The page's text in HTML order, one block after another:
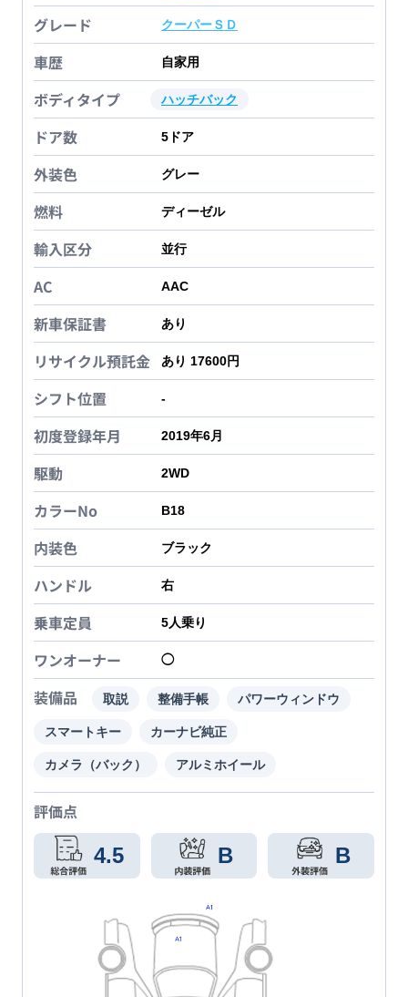
グレード クーパーＳＤ
車歴 自家用
ボディタイプ ハッチバック
ドア数 5 ドア
外装色 グレー
燃料 ディーゼル
輸入区分 並行
AC AAC
新車保証書 あり
リサイクル預託金 あり 17600円
シフト位置 -
初度登録年月 2019年6月
駆動 2WD
カラーNo B18
内装色 ブラック
ハンドル 右
乗車定員 5人乗り
ワンオーナー ◯
装備品 取説 整備手帳 パワーウィンドウ
スマートキー カーナビ純正
カメラ（バック） アルミホイール
評価点
4.5 B B